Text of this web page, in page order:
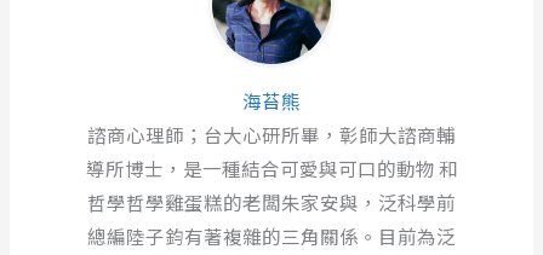
海苔熊
諮商心理師；台大心研所畢，彰師大諮商輔
導所博士，是一種結合可愛與可口的動物 和
哲學哲學雞蛋糕的老闆朱家安與，泛科學前
總編陸子鈞有著複雜的三角關係。目前為泛